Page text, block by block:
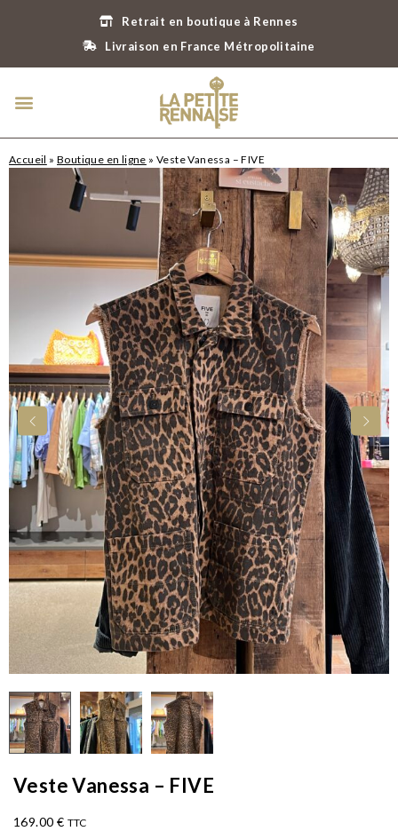
Retrait en boutique à Rennes
Livraison en France Métropolitaine
Accueil »Boutique en ligne »Veste Vanessa – FIVE
Veste Vanessa – FIVE
169.00 € TTC